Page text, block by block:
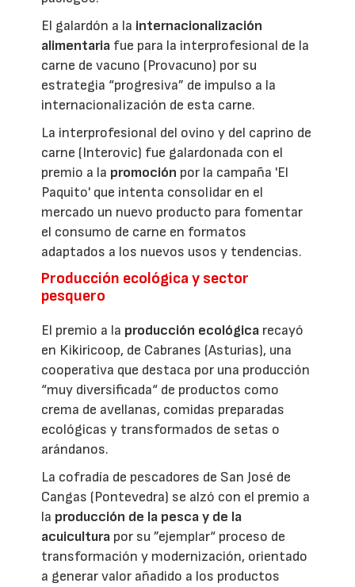
El galardón a la internacionalización
alimentaria fue para la interprofesional de la
carne de vacuno (Provacuno) por su
estrategia “progresiva” de impulso a la
internacionalización de esta carne.
La interprofesional del ovino y del caprino de
carne (Interovic) fue galardonada con el
premio a la promoción por la campaña 'El
Paquito' que intenta consolidar en el
mercado un nuevo producto para fomentar
el consumo de carne en formatos
adaptados a los nuevos usos y tendencias.
Producción ecológica y sector
pesquero
El premio a la producción ecológica recayó
en Kikiricoop, de Cabranes (Asturias), una
cooperativa que destaca por una producción
“muy diversificada“ de productos como
crema de avellanas, comidas preparadas
ecológicas y transformados de setas o
arándanos.
La cofradía de pescadores de San José de
Cangas (Pontevedra) se alzó con el premio a
la producción de la pesca y de la
acuicultura por su ”ejemplar“ proceso de
transformación y modernización, orientado
a generar valor añadido a los productos